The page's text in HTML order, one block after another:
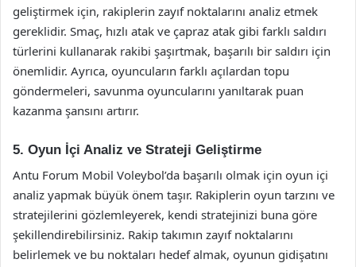
geliştirmek için, rakiplerin zayıf noktalarını analiz etmek
gereklidir. Smaç, hızlı atak ve çapraz atak gibi farklı saldırı
türlerini kullanarak rakibi şaşırtmak, başarılı bir saldırı için
önemlidir. Ayrıca, oyuncuların farklı açılardan topu
göndermeleri, savunma oyuncularını yanıltarak puan
kazanma şansını artırır.
5. Oyun İçi Analiz ve Strateji Geliştirme
Antu Forum Mobil Voleybol’da başarılı olmak için oyun içi
analiz yapmak büyük önem taşır. Rakiplerin oyun tarzını ve
stratejilerini gözlemleyerek, kendi stratejinizi buna göre
şekillendirebilirsiniz. Rakip takımın zayıf noktalarını
belirlemek ve bu noktaları hedef almak, oyunun gidişatını